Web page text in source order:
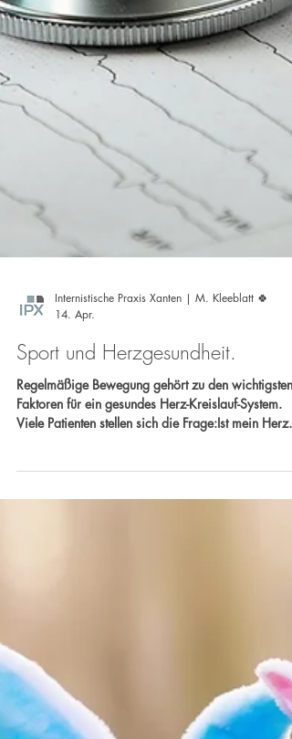
eigentlich gesund genug für sportliche Belastung?
Hier kann eine Untersuchung helfen, die in der
internistischen Diagnostik eine zentrale Rolle spielt –
das Belastungs-EKG. Ihr Team der Internistischen